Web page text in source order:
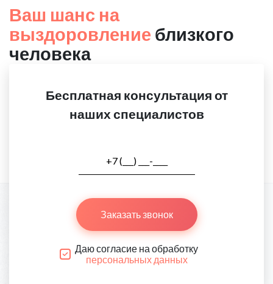
Ваш шанс на
выздоровление близкого
человека
Бесплатная консультация от
наших специалистов
Заказать звонок
Даю согласие на обработку
персональных данных